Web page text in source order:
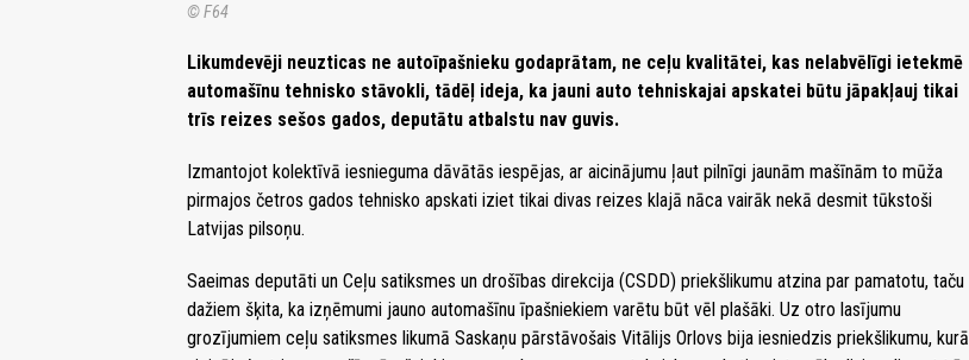
© F64
Likumdevēji neuzticas ne autoīpašnieku godaprātam, ne ceļu kvalitātei, kas nelabvēlīgi ietekmē
automašīnu tehnisko stāvokli, tādēļ ideja, ka jauni auto tehniskajai apskatei būtu jāpakļauj tikai
trīs reizes sešos gados, deputātu atbalstu nav guvis.
Izmantojot kolektīvā iesnieguma dāvātās iespējas, ar aicinājumu ļaut pilnīgi jaunām mašīnām to mūža
pirmajos četros gados tehnisko apskati iziet tikai divas reizes klajā nāca vairāk nekā desmit tūkstoši
Latvijas pilsoņu.
Saeimas deputāti un Ceļu satiksmes un drošības direkcija (CSDD) priekšlikumu atzina par pamatotu, taču
dažiem šķita, ka izņēmumi jauno automašīnu īpašniekiem varētu būt vēl plašāki. Uz otro lasījumu
grozījumiem ceļu satiksmes likumā Saskaņu pārstāvošais Vitālijs Orlovs bija iesniedzis priekšlikumu, kurā